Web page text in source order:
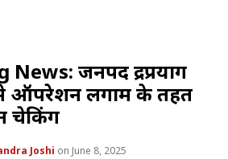
जनपद रुद्रप्रयाग
ऑपरेशन लगाम के तहत
चेकिंग
Joshi June 8, 2025